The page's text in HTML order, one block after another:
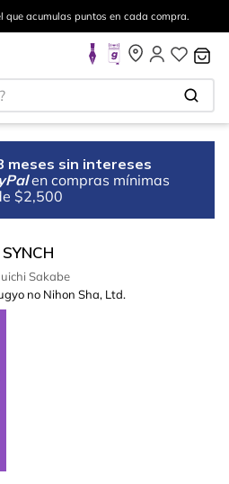
que acumulas puntos en cada compra.
meses sin intereses
en compras mínimas
$2,500
SYNCH
Sakabe
no Nihon Sha, Ltd.